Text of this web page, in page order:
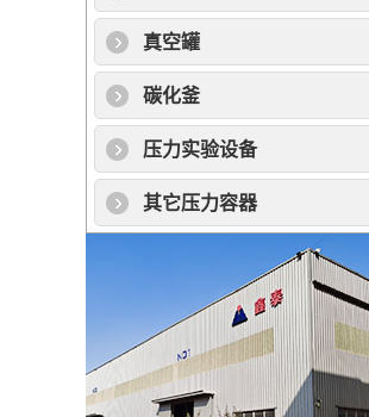
真空罐
碳化釜
压力实验设备
其它压力容器